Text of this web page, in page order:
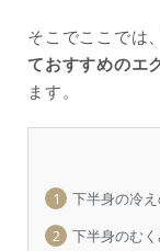
そこでここでは、
ておすすめのエ
ます。
1
下半身の冷
2
下半身のむ